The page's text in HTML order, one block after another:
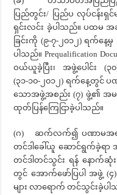
ပြည်တွင်း/ ပြည်ပ လုပ်ငန်းရှင်
ရှင်းလင်း ခဲ့ပါသည်။ ပထမ
ခြင်းကို (၉-၇-၂၀၁၂) ရက်
ပါသည်။ Prequalification
ဝယ်ယူခဲ့ပြီး၊ အဖွဲ့ပေါင်း
(၃၁-၁၀-၂၀၁၂) ရက်နေ့တွင် ပ
သောအဖွဲ့အစည်း (၇) ဖွဲ့၏ အမည်
ထုတ်ပြန်ကြေငြာခဲ့ပါသည်။
(ဂ) ဆက်လက်၍ ပဏာမအရည်အ
တင်ဒါခေါ်ယူ ဆောင်ရွက်ခဲ့ရာ အ
တင်ဒါတင်သွင်း ရန် နောက်ဆုံ
တွင် ‌အောက်ဖော်ပြပါ အဖွဲ့ (၄)
များ လာရောက် တင်သွင်းခဲ့ပ